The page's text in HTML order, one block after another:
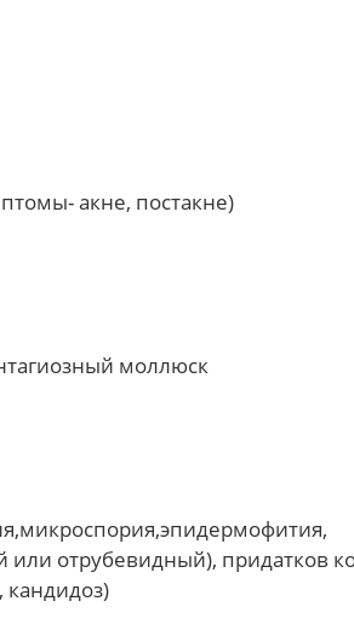
акне, постакне)
моллюск
отрубевидный), придатков
кандидоз)